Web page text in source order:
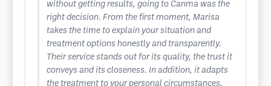
without getting results, going to Canma was the
right decision. From the first moment, Marisa
takes the time to explain your situation and
treatment options honestly and transparently.
Their service stands out for its quality, the trust it
conveys and its closeness. In addition, it adapts
the treatment to your personal circumstances,